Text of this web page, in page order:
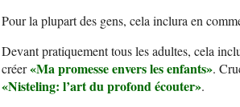
Pour la plupart des gens, cela inclura en
Devant pratiquement tous les adultes, cela
créer«Ma promesse envers les enfants».
«Nisteling: l’art du profond écouter».